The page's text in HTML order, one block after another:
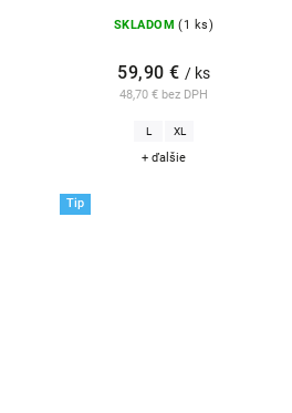
SKLADOM (1 ks)
48,70 € bez DPH
59,90 € / ks
L XL
+ ďalšie
Tip